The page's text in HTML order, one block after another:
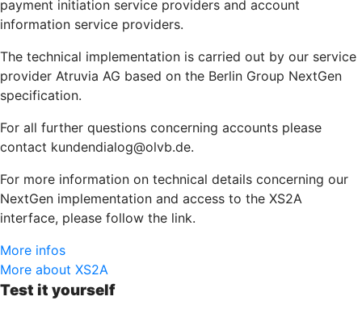
payment initiation service providers and account
information service providers.
The technical implementation is carried out by our service
provider Atruvia AG based on the Berlin Group NextGen
specification.
For all further questions concerning accounts please
contact kundendialog@olvb.de.
For more information on technical details concerning our
NextGen implementation and access to the XS2A
interface, please follow the link.
More infos
More about XS2A
Test it yourself